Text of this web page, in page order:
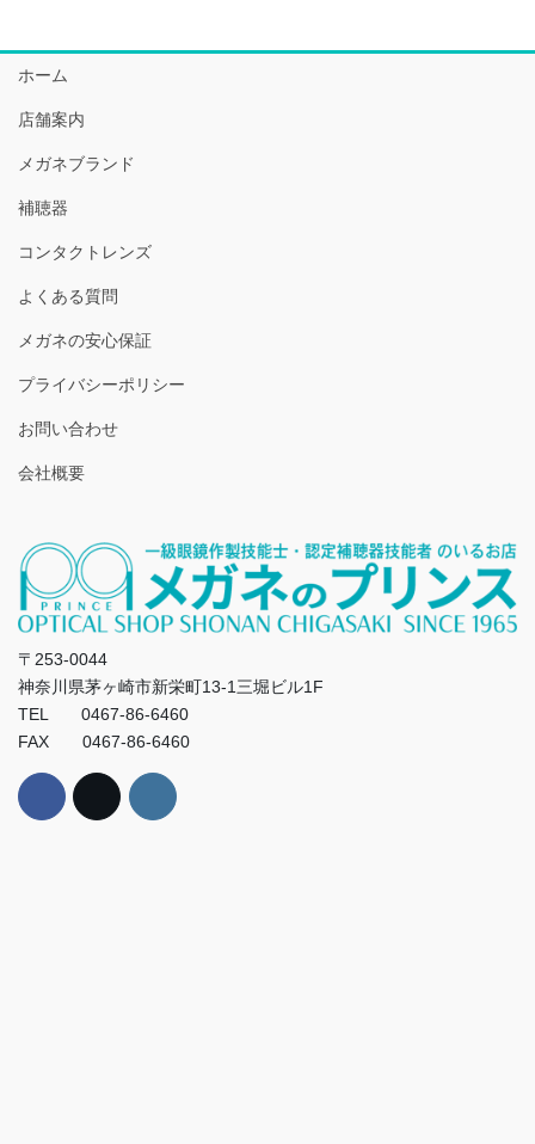
ホーム
店舗案内
メガネブランド
補聴器
コンタクトレンズ
よくある質問
メガネの安心保証
プライバシーポリシー
お問い合わせ
会社概要
〒253-0044
神奈川県茅ヶ崎市新栄町13-1三堀ビル1F
TEL 0467-86-6460
FAX 0467-86-6460